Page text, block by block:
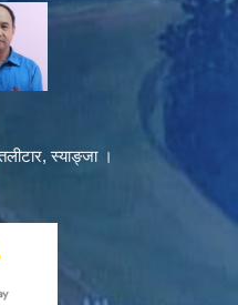
स्याङ्जा ।